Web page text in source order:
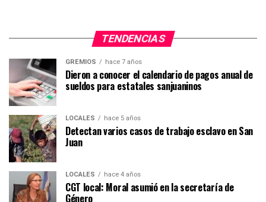
TENDENCIAS
GREMIOS hace 7 años
Dieron a conocer el calendario de pagos anual de
sueldos para estatales sanjuaninos
LOCALES hace 5 años
Detectan varios casos de trabajo esclavo en San
Juan
LOCALES hace 4 años
CGT local: Moral asumió en la secretaría de
Género